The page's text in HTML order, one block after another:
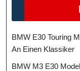
BMW E30 Touring
An Einen Klassiker
BMW M3 E30